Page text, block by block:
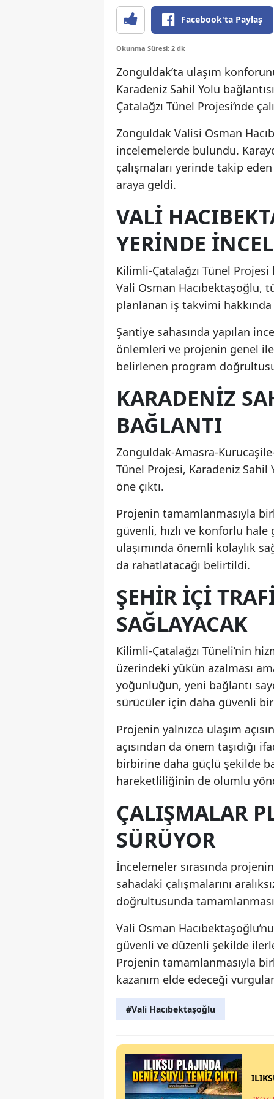
Facebook'ta Paylaş
Okunma Süresi: 2 dk
Zonguldak’ta ulaşım
Karadeniz Sahil Yolu
Çatalağzı Tünel Projesi’nde
Zonguldak Valisi Osman
incelemelerde bulundu.
çalışmaları yerinde takip
araya geldi.
VALİ
YERİNDE
Kilimli-Çatalağzı Tünel
Vali Osman Hacıbektaşoğlu,
planlanan iş takvimi
Şantiye sahasında yapılan
önlemleri ve projenin genel
belirlenen program
KARADENİZ
BAĞLANTI
Zonguldak-Amasra-
Tünel Projesi, Karadeniz Sahil
öne çıktı.
Projenin tamamlanmasıyla
güvenli, hızlı ve konforlu
ulaşımında önemli kolaylık
da rahatlatacağı belirtildi.
ŞEHİR İÇİ
SAĞLAYACAK
Kilimli-Çatalağzı Tüneli’nin
üzerindeki yükün azalması
yoğunluğun, yeni bağlantı
sürücüler için daha güvenli
Projenin yalnızca ulaşım
açısından da önem taşıdığı
birbirine daha güçlü şekilde
hareketliliğinin de olumlu
ÇALIŞMALAR
SÜRÜYOR
İncelemeler sırasında
sahadaki çalışmalarını
doğrultusunda
Vali Osman
güvenli ve düzenli şekilde
Projenin tamamlanmasıyla
kazanım elde edeceği
#Vali Hacıbektaşoğlu